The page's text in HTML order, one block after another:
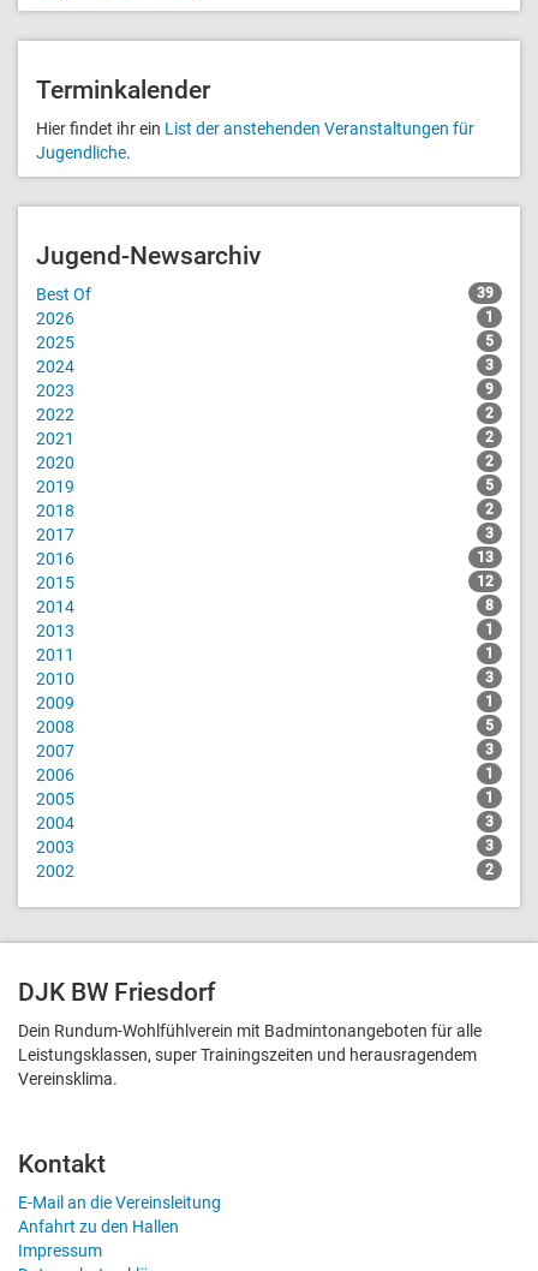
Terminkalender
Hier findet ihr ein List der anstehenden Veranstal­tungen für
Jugendliche.
Jugend-Newsarchiv
Best Of 39
2026 1
2025 5
2024 3
2023 9
2022 2
2021 2
2020 2
2019 5
2018 2
2017 3
2016 13
2015 12
2014 8
2013 1
2011 1
2010 3
2009 1
2008 5
2007 3
2006 1
2005 1
2004 3
2003 3
2002 2
DJK BW Friesdorf
Dein Rundum-Wohlfühlverein mit Badmintonangeboten für alle
Leistungsklassen, super Trainingszeiten und heraus­ragendem
Vereinsklima.
Kontakt
E-Mail an die Vereinsleitung
Anfahrt zu den Hallen
Impressum